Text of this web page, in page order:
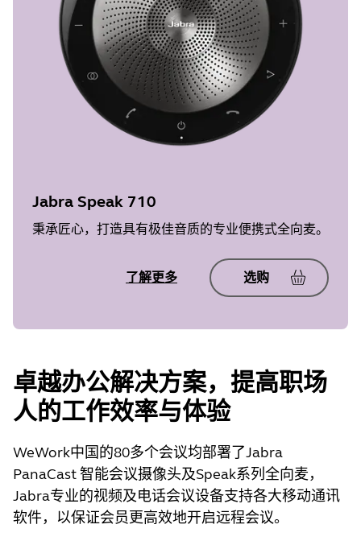
Jabra Speak 710
秉承匠心，打造具有极佳音质的专业便携式全向麦。
了解更多 选购
卓越办公解决方案，提高职场
人的工作效率与体验
WeWork中国的80多个会议均部署了Jabra
PanaCast 智能会议摄像头及Speak系列全向麦，
Jabra专业的视频及电话会议设备支持各大移动通讯
软件，以保证会员更高效地开启远程会议。